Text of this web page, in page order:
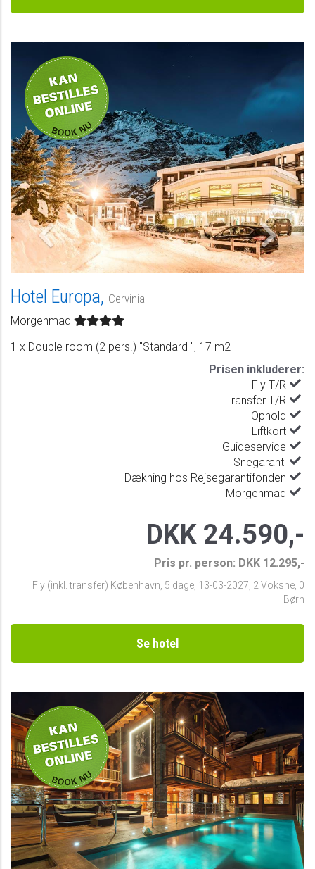
Hotel Europa
kan bestilles
online
Hotel Europa, Cervinia
Morgenmad
1 x Double room (2 pers.) "Standard ", 17 m2
DKK 24.590,-
Pris pr. person: DKK 12.295,-
Fly (inkl. transfer) København 5 dage 13-03-2027 2 Voksne, 0
Børn
Prisen inkluderer:
Fly T/R
Transfer T/R
Ophold
Liftkort
Guideservice
Snegaranti
Dækning hos Rejsegarantifonden
Morgenmad
Se hotel
-